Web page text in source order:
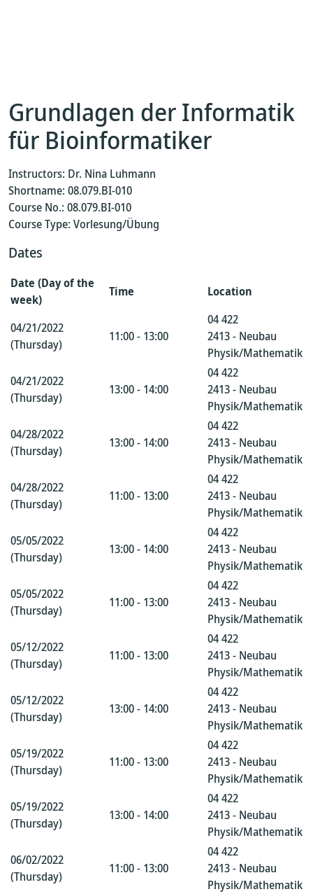
Grundlagen der Informatik
für Bioinformatiker
Instructors: Dr. Nina Luhmann
Shortname: 08.079.BI-010
Course No.: 08.079.BI-010
Course Type: Vorlesung/Übung
Dates
Date (Day of the
week)
Time Location
04/21/2022
(Thursday)
11:00 - 13:00
04 422
2413 - Neubau
Physik/Mathematik
04/21/2022
(Thursday)
13:00 - 14:00
04 422
2413 - Neubau
Physik/Mathematik
04/28/2022
(Thursday)
13:00 - 14:00
04 422
2413 - Neubau
Physik/Mathematik
04/28/2022
(Thursday)
11:00 - 13:00
04 422
2413 - Neubau
Physik/Mathematik
05/05/2022
(Thursday)
13:00 - 14:00
04 422
2413 - Neubau
Physik/Mathematik
05/05/2022
(Thursday)
11:00 - 13:00
04 422
2413 - Neubau
Physik/Mathematik
05/12/2022
(Thursday)
11:00 - 13:00
04 422
2413 - Neubau
Physik/Mathematik
05/12/2022
(Thursday)
13:00 - 14:00
04 422
2413 - Neubau
Physik/Mathematik
05/19/2022
(Thursday)
11:00 - 13:00
04 422
2413 - Neubau
Physik/Mathematik
05/19/2022
(Thursday)
13:00 - 14:00
04 422
2413 - Neubau
Physik/Mathematik
06/02/2022
(Thursday)
11:00 - 13:00
04 422
2413 - Neubau
Physik/Mathematik